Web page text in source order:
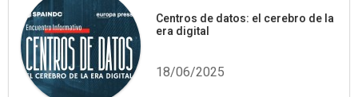
Centros de datos: el cerebro de la
era digital
18/06/2025